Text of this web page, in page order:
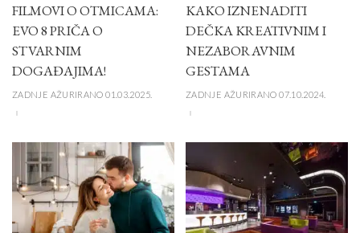
FILMOVI O OTMICAMA:
EVO 8 PRIČA O
STVARNIM
DOGAĐAJIMA!
ZADNJE AŽURIRANO 01.03.2025.
KAKO IZNENADITI
DEČKA KREATIVNIM I
NEZABORAVNIM
GESTAMA
ZADNJE AŽURIRANO 07.10.2024.